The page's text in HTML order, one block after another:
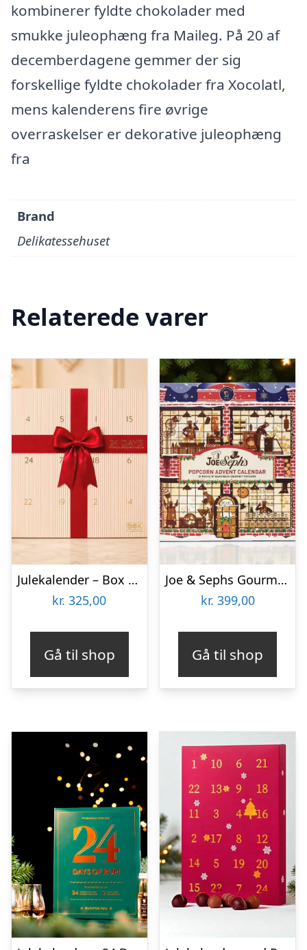
kombinerer fyldte chokolader med
smukke juleophæng fra Maileg. På 20 af
decemberdagene gemmer der sig
forskellige fyldte chokolader fra Xocolatl,
mens kalenderens fire øvrige
overraskelser er dekorative juleophæng
fra
Brand
Delikatessehuset
Relaterede varer
Julekalender – Box The Original
kr. 325,00
Gå til shop
Joe & Sephs Gourmet Popcorn Julekalender 2026
kr. 399,00
Gå til shop